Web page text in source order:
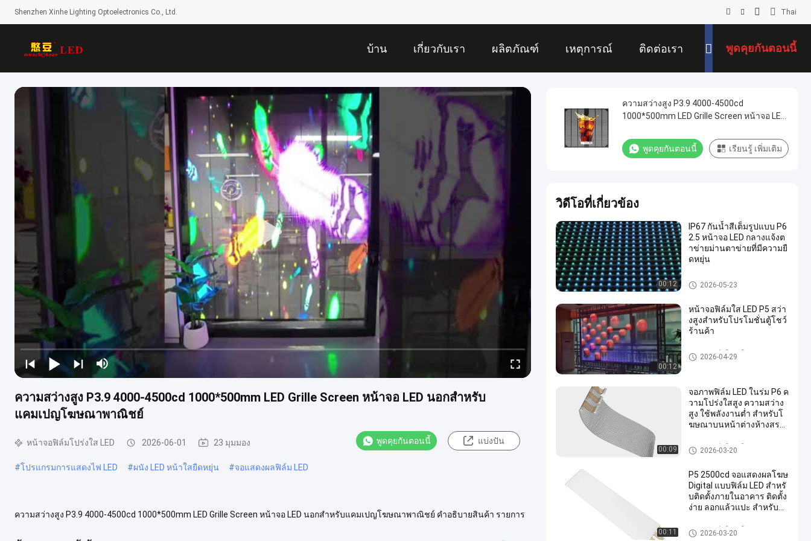
Shenzhen Xinhe Lighting Optoelectronics Co., Ltd. Thai
บ้าน เกี่ยวกับเรา ผลิตภัณฑ์ เหตุการณ์ ติดต่อเรา พูดคุยกันตอนนี้
ความสว่างสูง P3.9 4000-4500cd 1000*500mm LED Grille Screen หน้าจอ LED นอกสําหรับ
แคมเปญโฆษณาพาณิชย์
หน้าจอฟิล์มโปร่งใส LED 2026-06-01 23 มุมมอง พูดคุยกันตอนนี้ แบ่งปัน
#โปรแกรมการแสดงไฟ LED #ผนัง LED หน้าใสยืดหยุ่น #จอแสดงผลฟิล์ม LED
ความสว่างสูง P3.9 4000-4500cd 1000*500mm LED Grille Screen หน้าจอ LED นอกสําหรับแคมเปญโฆษณาพาณิชย์ คําอธิบายสินค้า รายการ
ความสว่างสูง P3.9 4000-4500cd
1000*500mm LED Grille Screen หน้าจอ LED
พูดคุยกันตอนนี้ เรียนรู้ เพิ่มเติม
วิดีโอที่เกี่ยวข้อง
00:12
IP67 กันน้ำสีเต็มรูปแบบ P6
2.5 หน้าจอ LED กลางแจ้งต
าข่ายม่านตาข่ายที่มีความยื
ดหยุ่น
หน้าจอตาข่าย LED
2026-05-23
00:12
หน้าจอฟิล์มใส LED P5 สว่า
งสูงสำหรับโปรโมชั่นตู้โชว์
ร้านค้า
หน้าจอฟิล์มโปร่งใส LED
2026-04-29
00:09
จอภาพฟิล์ม LED ในร่ม P6 ค
วามโปร่งใสสูง ความสว่าง
สูง ใช้พลังงานต่ำ สำหรับโ
ฆษณาบนหน้าต่างห้างสรร
หน้าจอฟิล์มโปร่งใส LED
2026-03-20
00:11
P5 2500cd จอแสดงผลโฆษ
Digital แบบฟิล์ม LED สำหรั
บติดตั้งภายในอาคาร ติดตั้ง
ง่าย ลอกแล้วแปะ สำหรับติ
หน้าจอฟิล์มโปร่งใส LED
2026-03-20